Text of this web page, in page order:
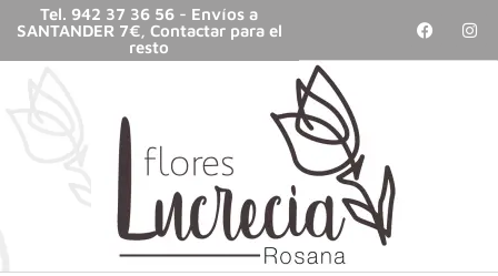
Tel. 942 37 36 56 - Envíos a
SANTANDER 7€, Contactar para el
resto